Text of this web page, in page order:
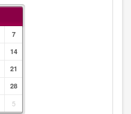
7
14
21
28
5